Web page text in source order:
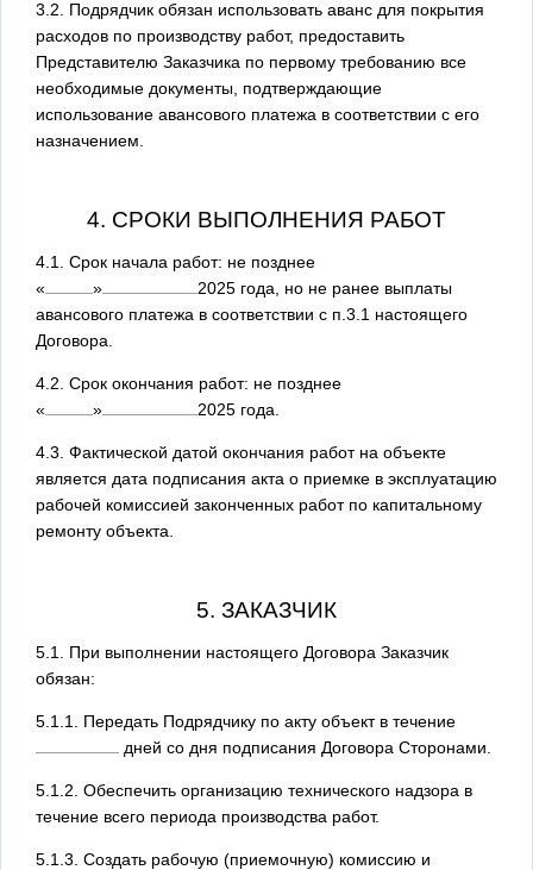
3.2. Подрядчик обязан использовать аванс для покрытия
расходов по производству работ, предоставить
Представителю Заказчика по первому требованию все
необходимые документы, подтверждающие
использование авансового платежа в соответствии с его
назначением.
4. СРОКИ ВЫПОЛНЕНИЯ РАБОТ
4.1. Срок начала работ: не позднее
«
» 2025 года, но не ранее выплаты
авансового платежа в соответствии с п.3.1 настоящего
Договора.
4.2. Срок окончания работ: не позднее
«
» 2025 года.
4.3. Фактической датой окончания работ на объекте
является дата подписания акта о приемке в эксплуатацию
рабочей комиссией законченных работ по капитальному
ремонту объекта.
5. ЗАКАЗЧИК
5.1. При выполнении настоящего Договора Заказчик
обязан:
5.1.1. Передать Подрядчику по акту объект в течение
дней со дня подписания Договора Сторонами.
5.1.2. Обеспечить организацию технического надзора в
течение всего периода производства работ.
5.1.3. Создать рабочую (приемочную) комиссию и